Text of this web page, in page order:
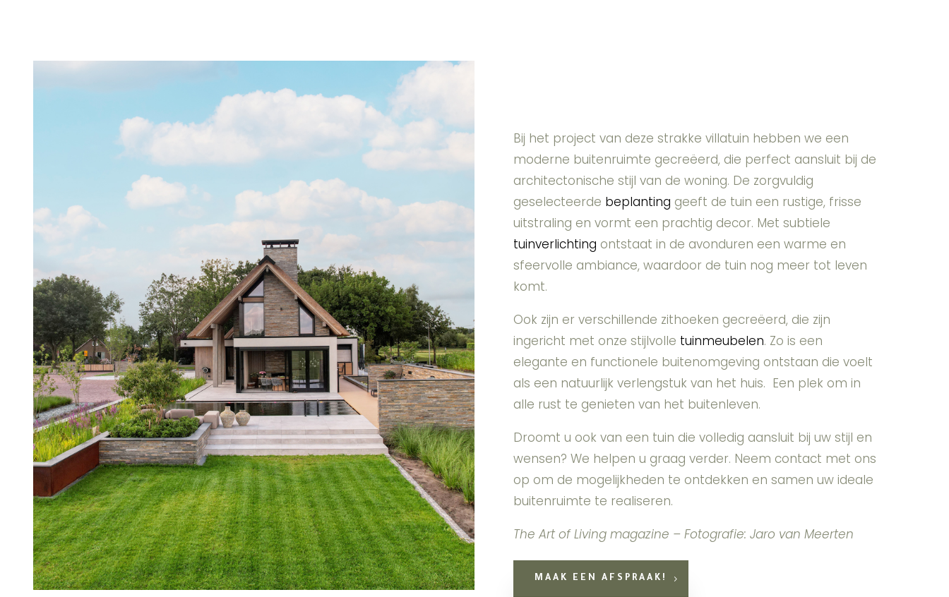
Bij het project van deze strakke villatuin hebben we een
moderne buitenruimte gecreëerd, die perfect aansluit bij de
architectonische stijl van de woning. De zorgvuldig
geselecteerde beplanting geeft de tuin een rustige, frisse
uitstraling en vormt een prachtig decor. Met subtiele
tuinverlichting ontstaat in de avonduren een warme en
sfeervolle ambiance, waardoor de tuin nog meer tot leven
komt.
Ook zijn er verschillende zithoeken gecreëerd, die zijn
ingericht met onze stijlvolle tuinmeubelen. Zo is een
elegante en functionele buitenomgeving ontstaan die voelt
als een natuurlijk verlengstuk van het huis. Een plek om in
alle rust te genieten van het buitenleven.
Droomt u ook van een tuin die volledig aansluit bij uw stijl en
wensen? We helpen u graag verder. Neem contact met ons
op om de mogelijkheden te ontdekken en samen uw ideale
buitenruimte te realiseren.
The Art of Living magazine – Fotografie: Jaro van Meerten
MAAK EEN AFSPRAAK!